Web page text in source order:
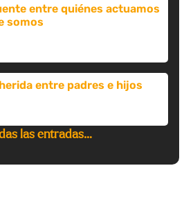
entre quiénes actuamos
somos
entre padres e hijos
las entradas…